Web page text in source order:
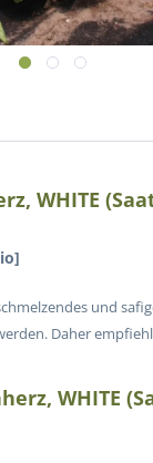
WHITE
und
Daher
WHITE